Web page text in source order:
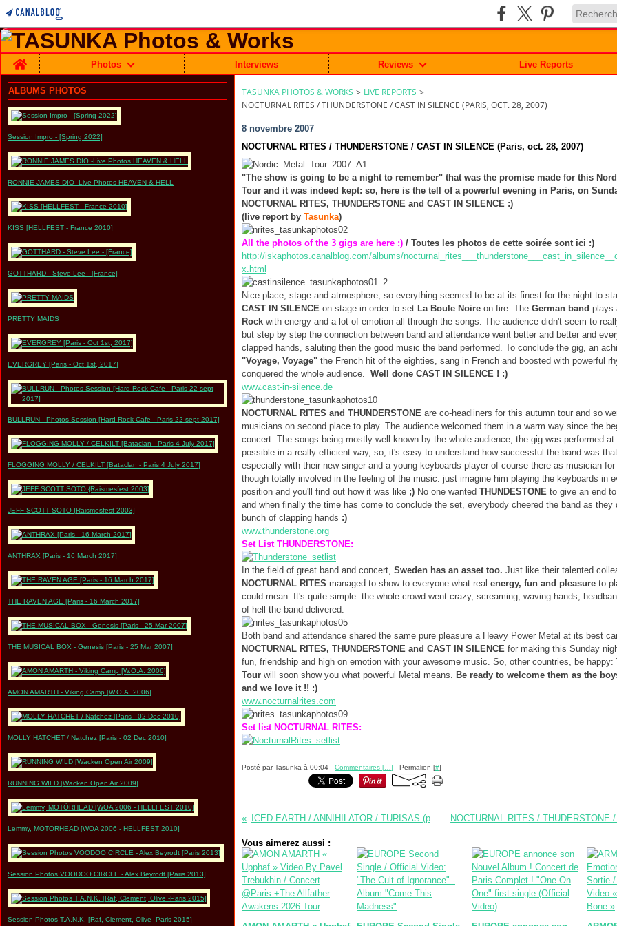
Home
Photos Interviews Reviews Live Reports
ALBUMS PHOTOS
Session Impro - [Spring 2022]
RONNIE JAMES DIO -Live Photos HEAVEN & HELL
KISS [HELLFEST - France 2010]
GOTTHARD - Steve Lee - [France]
PRETTY MAIDS
EVERGREY [Paris - Oct 1st, 2017]
BULLRUN - Photos Session [Hard Rock Cafe - Paris 22 sept 2017]
FLOGGING MOLLY / CELKILT [Bataclan - Paris 4 July 2017]
JEFF SCOTT SOTO {Raismesfest 2003]
ANTHRAX [Paris - 16 March 2017]
THE RAVEN AGE [Paris - 16 March 2017]
THE MUSICAL BOX - Genesis [Paris - 25 Mar 2007]
AMON AMARTH - Viking Camp [W.O.A. 2006]
MOLLY HATCHET / Natchez [Paris - 02 Dec 2010]
RUNNING WILD [Wacken Open Air 2009]
Lemmy, MOTÖRHEAD [WOA 2006 - HELLFEST 2010]
Session Photos VOODOO CIRCLE - Alex Beyrodt [Paris 2013]
Session Photos T.A.N.K. [Raf, Clement, Olive -Paris 2015]
TASUNKA PHOTOS & WORKS > LIVE REPORTS >
NOCTURNAL RITES / THUNDERSTONE / CAST IN SILENCE (PARIS, OCT. 28, 2007)
8 novembre 2007
NOCTURNAL RITES / THUNDERSTONE / CAST IN SILENCE (Paris, oct. 28, 2007)
"The show is going to be a night to remember" that was the promise made for this
Tour and it was indeed kept: so, here is the tell of a powerful evening in Paris, on
NOCTURNAL RITES, THUNDERSTONE and CAST IN SILENCE :)
(live report by Tasunka)
All the photos of the 3 gigs are here :) / Toutes les photos de cette soirée sont ici :)
http://iskaphotos.canalblog.com/albums/
x.html
Nice place, stage and atmosphere, so everything seemed to be at its finest for the night to
CAST IN SILENCE on stage in order to set La Boule Noire on fire. The German band plays
Rock with energy and a lot of emotion all through the songs. The audience didn't seem to
but step by step the connection between band and attendance went better and better and
clapped hands, saluting then the good music the band performed. To conclude the gig, an
"Voyage, Voyage" the French hit of the eighties, sang in French and boosted with powerful
conquered the whole audience. Well done CAST IN SILENCE ! :)
www.cast-in-silence.de
NOCTURNAL RITES and THUNDERSTONE are co-headliners for this autumn tour and so
musicians on second place to play. The audience welcomed them in a warm way since the
concert. The songs being mostly well known by the whole audience, the gig was performed
possible in a really efficient way, so, it's easy to understand how successful the band was
especially with their new singer and a young keyboards player of course there as musician
though totally involved in the feeling of the music: just imagine him playing the keyboards in
position and you'll find out how it was like ;) No one wanted THUNDESTONE to give an end
and when finally the time has come to conclude the set, everybody cheered the band as they
bunch of clapping hands :)
www.thunderstone.org
Set List THUNDERSTONE:
In the field of great band and concert, Sweden has an asset too. Just like their talented
NOCTURNAL RITES managed to show to everyone what real energy, fun and pleasure to
could mean. It's quite simple: the whole crowd went crazy, screaming, waving hands,
of hell the band delivered.
Both band and attendance shared the same pure pleasure a Heavy Power Metal at its best
NOCTURNAL RITES, THUNDERSTONE and CAST IN SILENCE for making this Sunday
fun, friendship and high on emotion with your awesome music. So, other countries, be happy:
Tour will soon show you what powerful Metal means. Be ready to welcome them as the
and we love it !! :)
www.nocturnalrites.com
Set list NOCTURNAL RITES:
Posté par Tasunka à 00:04 - Commentaires [ ] - Permalien [#]
ICED EARTH / ANNIHILATOR / TURISAS (photos, Paris oct. 31st, 2007)
Vous aimerez aussi :